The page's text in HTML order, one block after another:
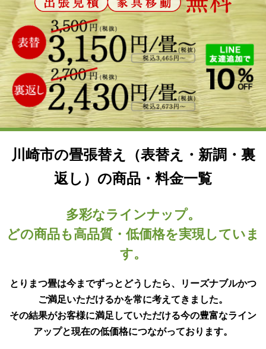
川崎市の畳張替え（表替え・新調・裏
返し）の商品・料金一覧
多彩なラインナップ。
どの商品も高品質・低価格を実現していま
す。
とりまつ畳は今までずっとどうしたら、リーズナブルかつ
ご満足いただけるかを常に考えてきました。
その結果がお客様に満足していただける今の豊富なライン
アップと現在の低価格につながっております。